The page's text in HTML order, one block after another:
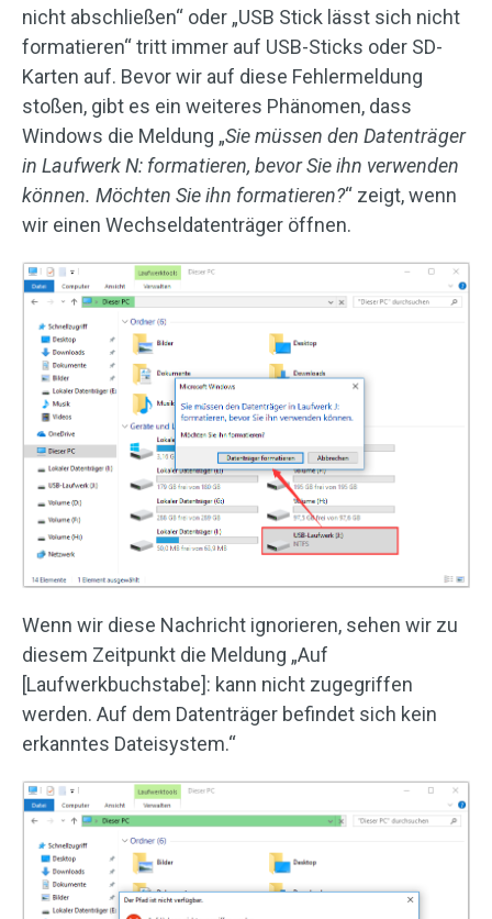
nicht abschließen“ oder „USB Stick lässt sich nicht
formatieren“tritt immer auf USB-Sticks oder SD-
Karten auf. Bevor wir auf diese Fehlermeldung
stoßen, gibt es ein weiteres Phänomen, dass
Windows die Meldung „Sie müssen den Datenträger
in Laufwerk N: formatieren, bevor Sie ihn verwenden
können. Möchten Sie ihn formatieren?“ zeigt, wenn
wir einen Wechseldatenträger öffnen.
Wenn wir diese Nachricht ignorieren, sehen wir zu
diesem Zeitpunkt die Meldung „Auf
[Laufwerkbuchstabe]: kann nicht zugegriffen
werden. Auf dem Datenträger befindet sich kein
erkanntes Dateisystem.“